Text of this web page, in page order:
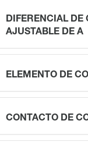
DIFERENCIAL DE
AJUSTABLE DE A
ELEMENTO DE
CONTACTO DE